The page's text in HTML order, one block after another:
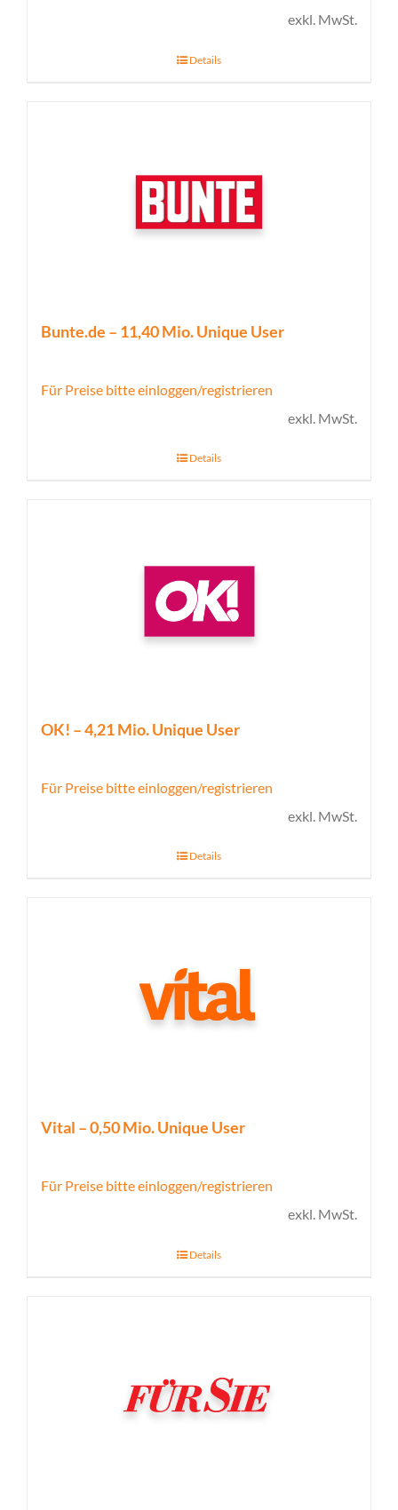
exkl. MwSt.
Details
Bunte.de – 11,40 Mio. Unique User
Für Preise bitte einloggen/registrieren
exkl. MwSt.
Details
OK! – 4,21 Mio. Unique User
Für Preise bitte einloggen/registrieren
exkl. MwSt.
Details
Vital – 0,50 Mio. Unique User
Für Preise bitte einloggen/registrieren
exkl. MwSt.
Details